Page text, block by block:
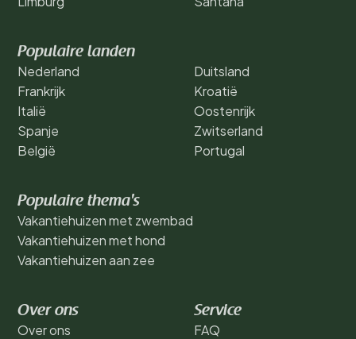
Populaire landen
Nederland
Frankrijk
Italië
Spanje
België
Duitsland
Kroatië
Oostenrijk
Zwitserland
Portugal
Populaire thema's
Vakantiehuizen met zwembad
Vakantiehuizen met hond
Vakantiehuizen aan zee
Over ons
Over ons
Service
FAQ